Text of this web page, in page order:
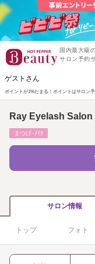
国内最大級
サロン予約
ゲストさん
ポイントが1%たまる！ ポイントはサロン
Ray Eyelash Salon
まつげ･ﾒｲｸ
サロン情報
トップ フォト